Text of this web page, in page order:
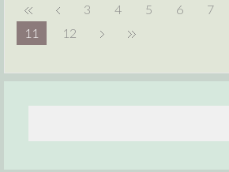
3
4 5 6 7
11
12